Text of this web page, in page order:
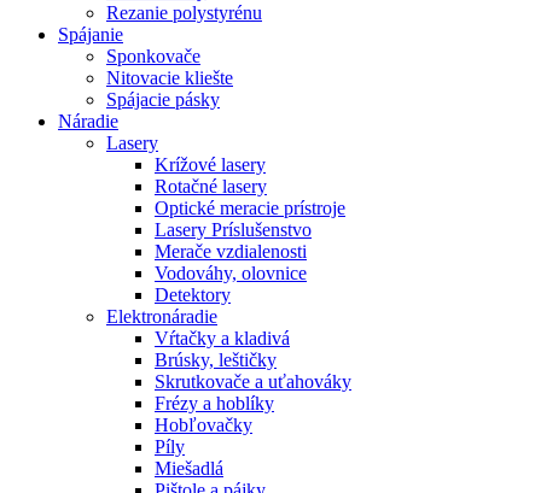
Rezanie polystyrénu
Spájanie
Sponkovače
Nitovacie kliešte
Spájacie pásky
Náradie
Lasery
Krížové lasery
Rotačné lasery
Optické meracie prístroje
Lasery Príslušenstvo
Merače vzdialenosti
Vodováhy, olovnice
Detektory
Elektronáradie
Vŕtačky a kladivá
Brúsky, leštičky
Skrutkovače a uťahováky
Frézy a hoblíky
Hobľovačky
Píly
Miešadlá